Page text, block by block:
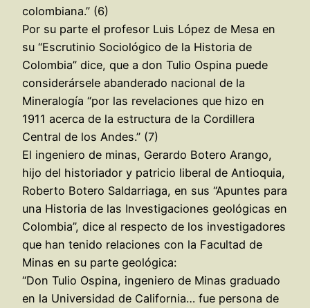
colombiana.” (6)
Por su parte el profesor Luis López de Mesa en
su “Escrutinio Sociológico de la Historia de
Colombia” dice, que a don Tulio Ospina puede
considerársele abanderado nacional de la
Mineralogía “por las revelaciones que hizo en
1911 acerca de la estructura de la Cordillera
Central de los Andes.” (7)
El ingeniero de minas, Gerardo Botero Arango,
hijo del historiador y patricio liberal de Antioquia,
Roberto Botero Saldarriaga, en sus “Apuntes para
una Historia de las Investigaciones geológicas en
Colombia”, dice al respecto de los investigadores
que han tenido relaciones con la Facultad de
Minas en su parte geológica:
“Don Tulio Ospina, ingeniero de Minas graduado
en la Universidad de California… fue persona de